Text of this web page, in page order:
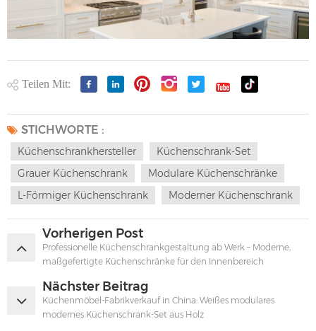
Teilen Mit:
STICHWORTE :
Küchenschrankhersteller
Küchenschrank-Set
Grauer Küchenschrank
Modulare Küchenschränke
L-Förmiger Küchenschrank
Moderner Küchenschrank
Vorherigen Post
Professionelle Küchenschrankgestaltung ab Werk – Moderne,
maßgefertigte Küchenschränke für den Innenbereich
Nächster Beitrag
Küchenmöbel-Fabrikverkauf in China: Weißes modulares
modernes Küchenschrank-Set aus Holz